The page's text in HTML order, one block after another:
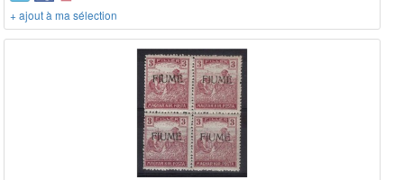
+ ajout à ma sélection